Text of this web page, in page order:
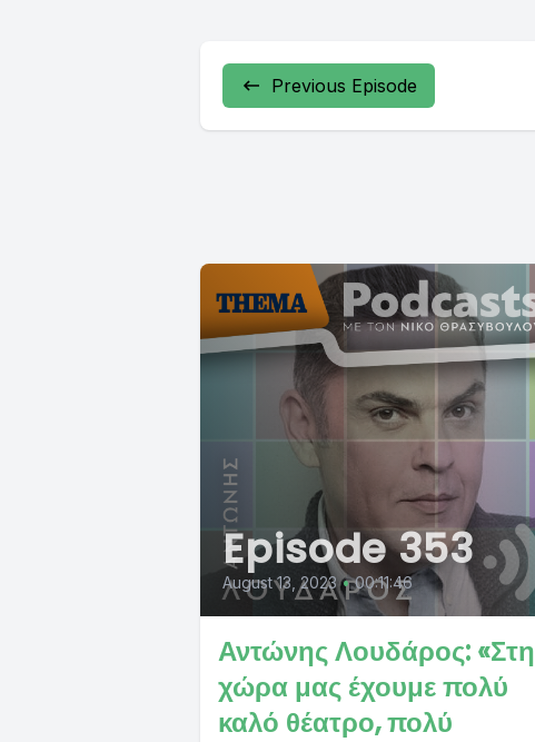
Previous Episode
Episode 353
August 13, 2023 • 00:11:46
Αντώνης Λουδάρος: «Στη
χώρα μας έχουμε πολύ
καλό θέατρο, πολύ